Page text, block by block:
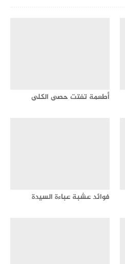
أطعمة تفتت حصى الكلى
فوائد عشبة عباءة السيدة